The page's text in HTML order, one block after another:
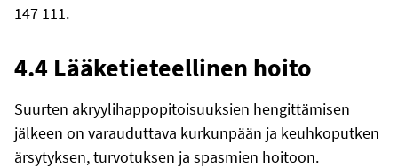
147 111.
4.4 Lääketieteellinen hoito
Suurten akryylihappopitoisuuksien hengittämisen
jälkeen on varauduttava kurkunpään ja keuhkoputken
ärsytyksen, turvotuksen ja spasmien hoitoon.